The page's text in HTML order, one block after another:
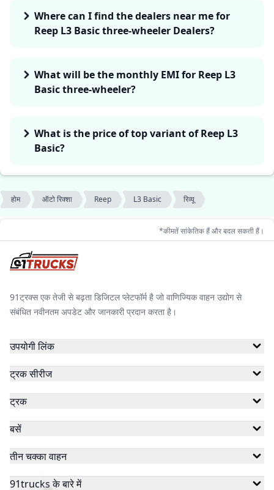
Where can I find the dealers near me for
Reep L3 Basic three-wheeler Dealers?
What will be the monthly EMI for Reep L3
Basic three-wheeler?
What is the price of top variant of Reep L3
Basic?
होम ऑटो रिक्शा Reep L3 Basic रिव्यू
*कीमतें सांकेतिक हैं और बदल सकती हैं।
91ट्रक्स एक तेजी से बढ़ता डिजिटल प्लेटफॉर्म है जो वाणिज्यिक वाहन उद्योग से
संबंधित नवीनतम अपडेट और जानकारी प्रदान करता है।
उपयोगी लिंक
ट्रक सीरीज
ट्रक
बसें
तीन चक्का वाहन
91trucks के बारे में